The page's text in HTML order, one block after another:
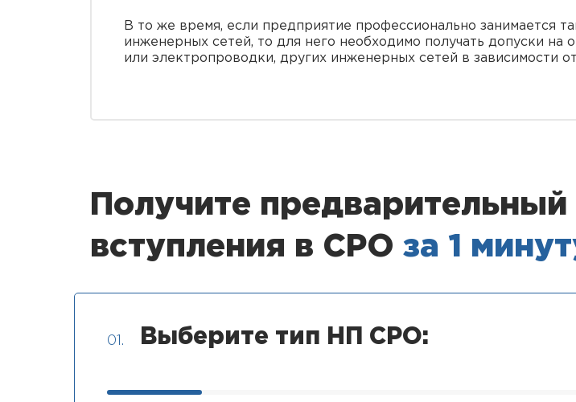
В то же время, если предприятие профессионально занимается
инженерных сетей, то для него необходимо получать допуски
или электропроводки, других инженерных сетей в зависимости
Получите предварительный
вступления в СРО за 1
01. Выберите тип НП СРО: